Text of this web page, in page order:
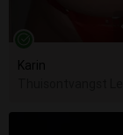
Karin